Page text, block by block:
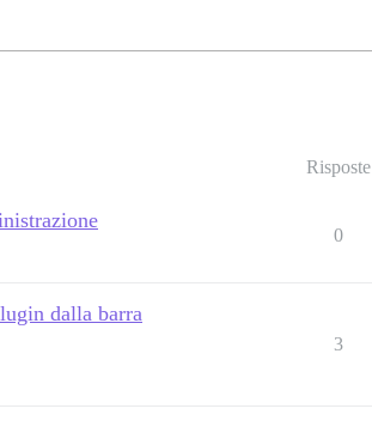
Risposte
0
dalla barra
3